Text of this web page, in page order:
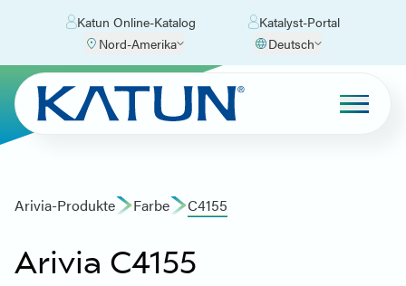
Katun Online-Katalog
Katalyst-Portal
Nord-Amerika
Deutsch
Arivia-Produkte Farbe C4155
Arivia C4155